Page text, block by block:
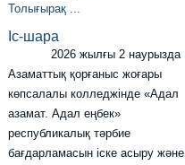
Толығырақ ...
Іс-шара
2026 жылғы 2 наурызда
Азаматтық қорғаныс жоғары
көпсалалы колледжінде «Адал
азамат. Адал еңбек»
республикалық тәрбие
бағдарламасын іске асыру және